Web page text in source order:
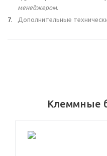
менеджером.
Дополнительные
Клеммные